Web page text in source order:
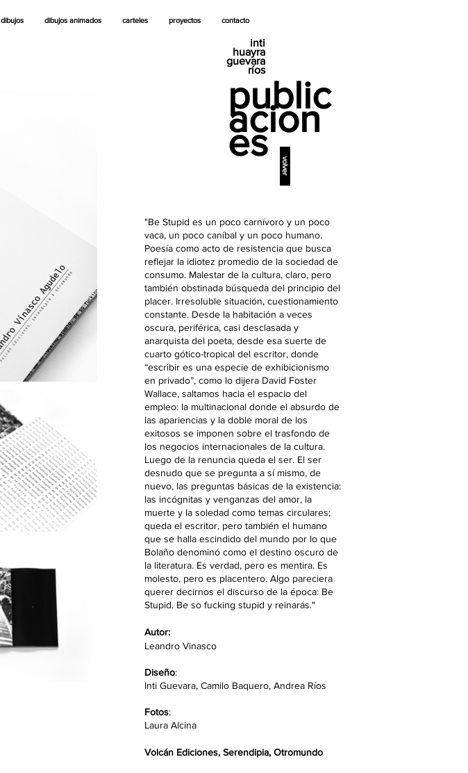
inti
huayra
guevara
ríos
dibujos dibujos animados carteles proyectos contacto
public
acion
es
volver
"Be Stupid es un poco carnívoro y un poco
vaca, un poco caníbal y un poco humano.
Poesía como acto de resistencia que busca
reflejar la idiotez promedio de la sociedad de
consumo. Malestar de la cultura, claro, pero
también obstinada búsqueda del principio del
placer. Irresoluble situación, cuestionamiento
constante. Desde la habitación a veces
oscura, periférica, casi desclasada y
anarquista del poeta, desde esa suerte de
cuarto gótico-tropical del escritor, donde
“escribir es una especie de exhibicionismo
en privado”, como lo dijera David Foster
Wallace, saltamos hacia el espacio del
empleo: la multinacional donde el absurdo de
las apariencias y la doble moral de los
exitosos se imponen sobre el trasfondo de
los negocios internacionales de la cultura.
Luego de la renuncia queda el ser. El ser
desnudo que se pregunta a sí mismo, de
nuevo, las preguntas básicas de la existencia:
las incógnitas y venganzas del amor, la
muerte y la soledad como temas circulares;
queda el escritor, pero también el humano
que se halla escindido del mundo por lo que
Bolaño denominó como el destino oscuro de
la literatura. Es verdad, pero es mentira. Es
molesto, pero es placentero. Algo pareciera
querer decirnos el discurso de la época: Be
Stupid. Be so fucking stupid y reinarás."
Autor:
Leandro Vinasco
Diseño:
Inti Guevara, Camilo Baquero, Andrea Ríos
Fotos:
Laura Alcina
Volcán Ediciones, Serendipia, Otromundo